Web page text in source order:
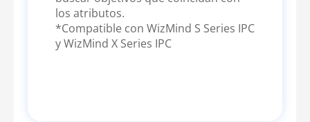
los atributos.
*Compatible con WizMind S Series IPC
y WizMind X Series IPC